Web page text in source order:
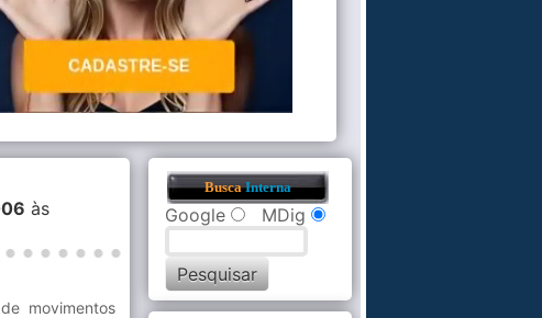
às
movimentos
BuscaInterna
Google MDig